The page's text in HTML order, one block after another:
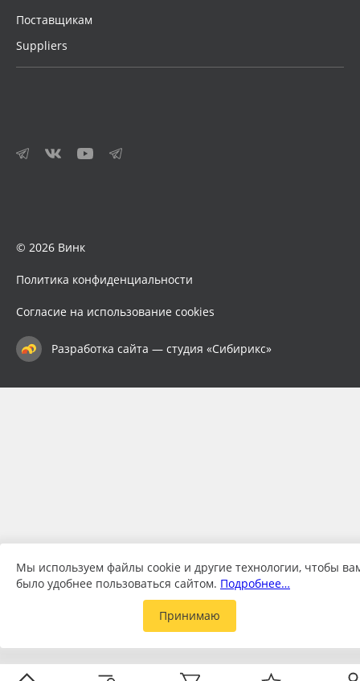
Поставщикам
Suppliers
© 2026 Винк
Политика конфиденциальности
Согласие на использование cookies
Разработка сайта — студия «Сибирикс»
Мы используем файлы cookie и другие технологии, чтобы
было удобнее пользоваться сайтом. Подробнее…
Принимаю